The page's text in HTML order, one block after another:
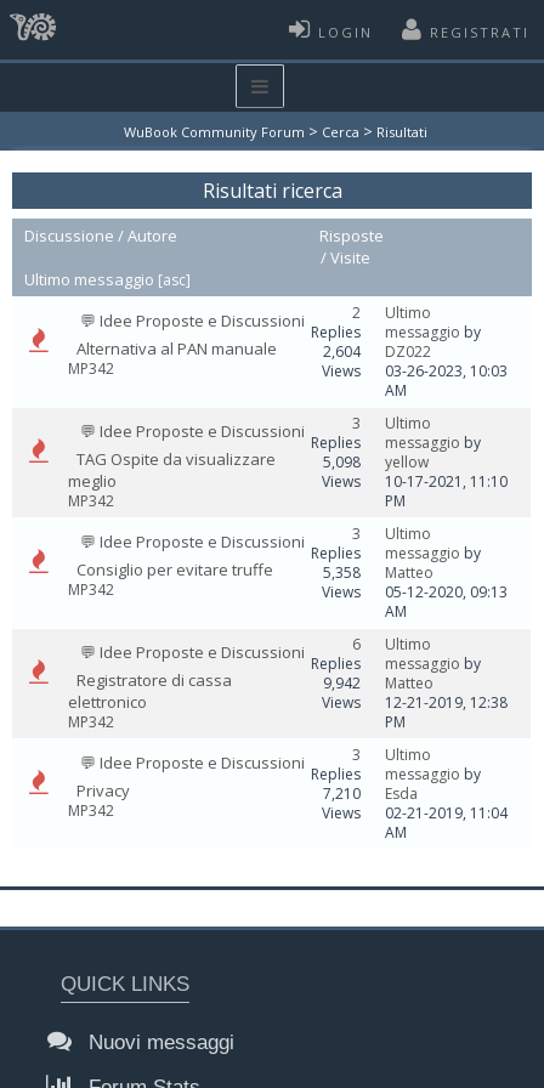
LOGIN REGISTRATI
WuBook Community Forum > Cerca > Risultati
Risultati ricerca
Discussione /Autore
Risposte
/Visite
Ultimo messaggio [asc]
💬 Idee Proposte e Discussioni
Alternativa al PAN manuale
MP342
2
Replies
2,604
Views
Ultimo
messaggio by
DZ022
03-26-2023, 10:03
AM
💬 Idee Proposte e Discussioni
TAG Ospite da visualizzare
meglio
MP342
3
Replies
5,098
Views
Ultimo
messaggio by
yellow
10-17-2021, 11:10
PM
💬 Idee Proposte e Discussioni
Consiglio per evitare truffe
MP342
3
Replies
5,358
Views
Ultimo
messaggio by
Matteo
05-12-2020, 09:13
AM
💬 Idee Proposte e Discussioni
Registratore di cassa
elettronico
MP342
6
Replies
9,942
Views
Ultimo
messaggio by
Matteo
12-21-2019, 12:38
PM
💬 Idee Proposte e Discussioni
Privacy
MP342
3
Replies
7,210
Views
Ultimo
messaggio by
Esda
02-21-2019, 11:04
AM
QUICK LINKS
Nuovi messaggi